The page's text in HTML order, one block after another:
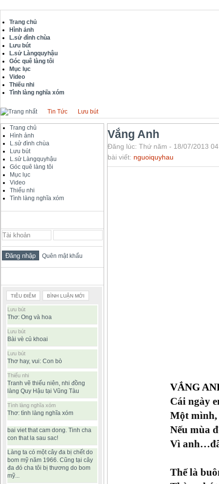
Trang chủ
Hình ảnh
L.sử đình chùa
Lưu bút
L.sử Làngquyhậu
Góc quê làng tôi
Mục lục
Video
Thiếu nhi
Tình làng nghĩa xóm
Tin Tức Lưu bút
Trang chủ
Hình ảnh
L.sử đình chùa
Lưu bút
L.sử Làngquyhậu
Góc quê làng tôi
Mục lục
Video
Thiếu nhi
Tình làng nghĩa xóm
Quên mật khẩu
TIÊU ĐIỂM BÌNH LUẬN MỚI
Lưu bút
Thơ: Ong và hoa
Lưu bút
Bài vè củ khoai
Lưu bút
Thơ hay, vui: Con bò
Thiếu nhi
Tranh vẽ thiếu niên, nhi đồng
làng Quy Hậu tại Vũng Tàu
Tình làng nghĩa xóm
Thơ: tình làng nghĩa xóm
bai viet that cam dong. Tinh cha
con that la sau sac!
Làng ta có một cây đa bị chết do
bom mỹ năm 1966. Cũng tại cây
đa đó cha tôi bị thương do bom
mỹ...
Vắng Anh
Đăng lúc: Thứ năm - 18/07/2013
bài viết: nguoiquyhau
VẮNG
Cái ngày
Một mình,
Nếu mùa
Vì
Thế là